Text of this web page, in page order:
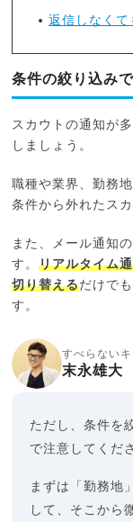
返信しなくて
条件の絞り込み
スカウトの通知が
しましょう。
職種や業界、勤務
条件から外れたス
また、メール通知
す。リアルタイム
切り替えるだけで
す。
すべらない
末永雄大
ただし、条件を
で注意してくだ
まずは「勤務地
して、そこから